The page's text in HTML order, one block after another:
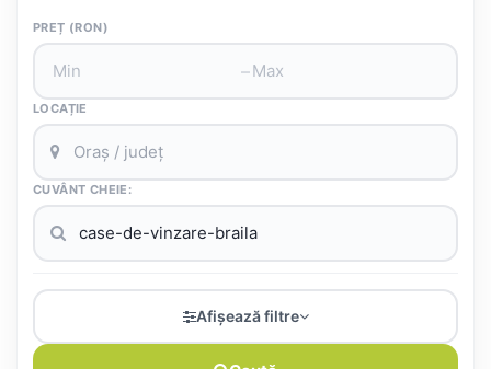
PREȚ (RON)
–
LOCAȚIE
CUVÂNT CHEIE:
Afișează filtre